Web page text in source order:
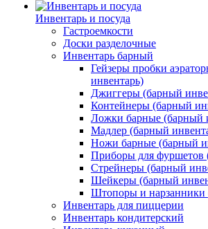
Инвентарь и посуда
Гастроемкости
Доски разделочные
Инвентарь барный
Гейзеры пробки
инвентарь)
Джиггеры (барный
Контейнеры (барный
Ложки барные (барный
Мадлер (барный
Ножи барные (барный
Приборы для фуршетов
Стрейнеры (барный
Шейкеры (барный
Штопоры и нарзанники
Инвентарь для пиццерии
Инвентарь кондитерский